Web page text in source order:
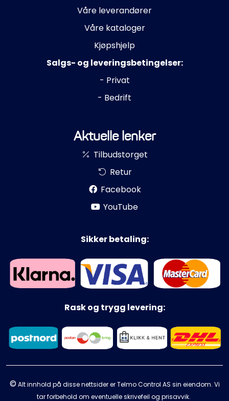
Våre leverandører
Våre kataloger
Kjøpshjelp
Salgs- og leveringsbetingelser:
- Privat
- Bedrift
Aktuelle lenker
Tilbudstorget
Retur
Facebook
YouTube
Sikker betaling:
Rask og trygg levering:
© Alt innhold på disse nettsider er Telmo Control AS sin eiendom. Vi
tar forbehold om eventuelle skrivefeil og prisavvik.